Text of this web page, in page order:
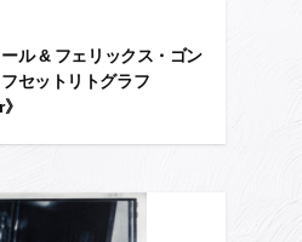
ル & フェリックス・ゴン
セットリトグラフ
》